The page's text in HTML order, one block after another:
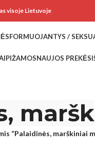
visoje Lietuvoje
FORMUOJANTYS /
PIŽAMOSNAUJOS PREKĖS
“Palaidinės, marškiniai